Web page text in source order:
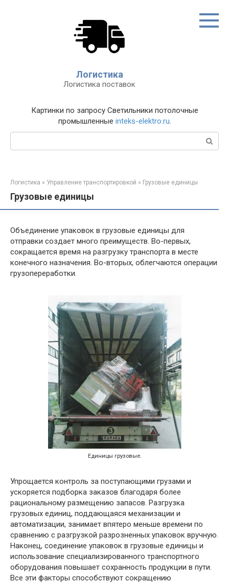
Логистика
Логистика поставок
Картинки по запросу Светильники потолочные
промышленные inteks-elektro.ru.
Поиск:
Логистика » Управление транспортировкой » Грузовые единицы
Грузовые единицы
Объединение упаковок в грузовые единицы для
отправки создает много преимуществ. Во-первых,
сокращается время на разгрузку транспорта в месте
конечного назначения. Во-вторых, облегчаются операции
грузопереработки.
Единицы грузовые.
Упрощается контроль за поступающими грузами и
ускоряется подборка заказов благодаря более
рациональному размещению запасов. Разгрузка
грузовых единиц, поддающаяся механизации и
автоматизации, занимает впятеро меньше времени по
сравнению с разгрузкой разрозненных упаковок вручную.
Наконец, соединение упаковок в грузовые единицы и
использование специализированного транспортного
оборудования повышает сохранность продукции в пути.
Все эти факторы способствуют сокращению